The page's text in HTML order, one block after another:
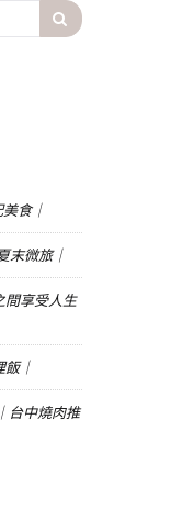
食｜
末微旅｜
間享受人生
｜
台中燒肉推